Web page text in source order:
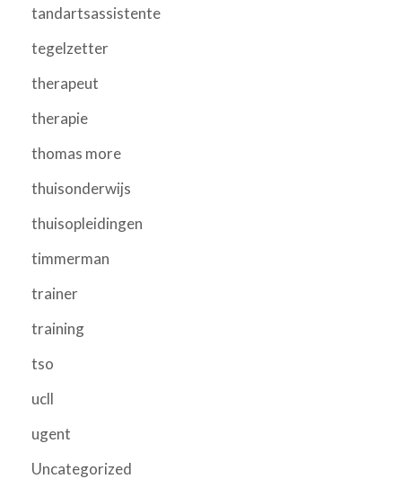
tandartsassistente
tegelzetter
therapeut
therapie
thomas more
thuisonderwijs
thuisopleidingen
timmerman
trainer
training
tso
ucll
ugent
Uncategorized